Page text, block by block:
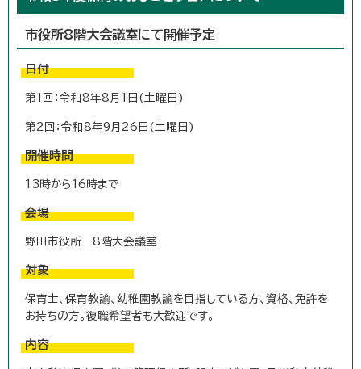
市役所8階大会議室にて開催予定
日付
第1回：令和8年8月1日(土曜日)
第2回：令和8年9月26日(土曜日)
開催時間
13時から16時まで
会場
野田市役所 8階大会議室
対象
保育士、保育教諭、幼稚園教諭を目指している方、資格、免許を
お持ちの方。復職希望者も大歓迎です。
内容